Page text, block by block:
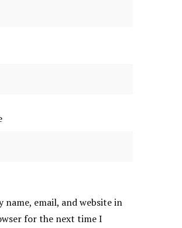
name, email, and website in
for the next time I